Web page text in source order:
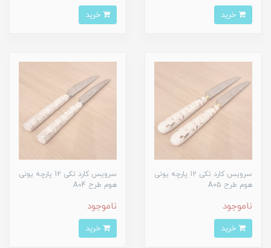
سرویس کارد تکی 12 پارچه یونی
هوم طرح A05
ناموجود
سرویس کارد تکی 12 پارچه یونی
هوم طرح A04
ناموجود